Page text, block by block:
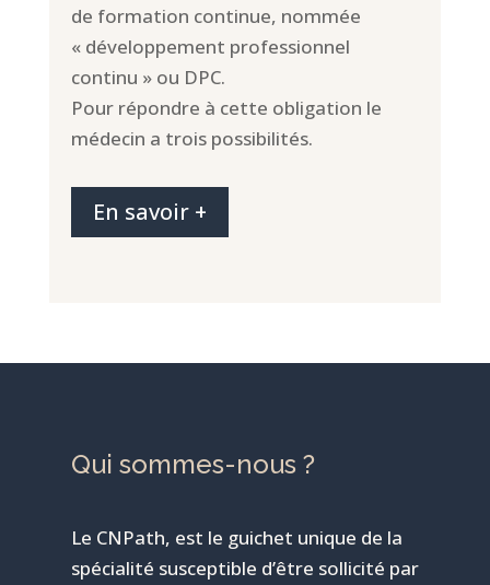
de formation continue, nommée
« développement professionnel
continu » ou DPC.
Pour répondre à cette obligation le
médecin a trois possibilités.
En savoir +
Qui sommes-nous ?
Le CNPath, est le guichet unique de la
spécialité susceptible d’être sollicité par